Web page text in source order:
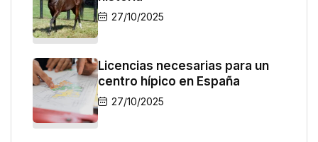
27/10/2025
Licencias necesarias para un
centro hípico en España
27/10/2025